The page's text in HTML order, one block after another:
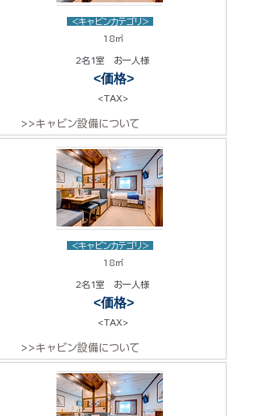
<キャビンカテゴリ>
18㎡
2名1室 お一人様
<価格>
<TAX>
>>キャビン設備について
<キャビンカテゴリ>
18㎡
2名1室 お一人様
<価格>
<TAX>
>>キャビン設備について